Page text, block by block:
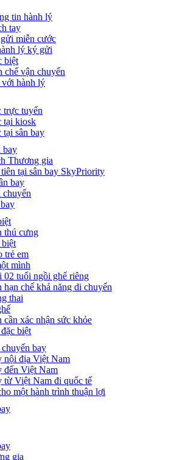
tin hành lý
tay
miễn cước
lý ký gửi
biệt
chế vận chuyển
với hành lý
trực tuyến
tại kiosk
tại sân bay
bay
Thương gia
tại sân bay SkyPriority
bay
thú cưng
biệt
trẻ em
mình
02 tuổi ngồi ghế riêng
hạn chế khả năng di chuyển
thai
cần xác nhận sức khỏe
biệt
bay
nội địa Việt Nam
đến Việt Nam
từ Việt Nam đi quốc tế
một hành trình thuận lợi
gia